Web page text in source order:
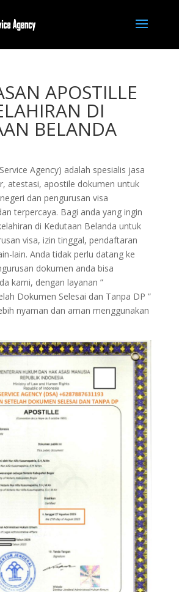
APOSTILLE
DI
BELANDA
Agency) adalah spesialis jasa
atestasi, apostile dokumen untuk
dan pengurusan visa
terpercaya. Bagi anda yang ingin
di Kedutaan Belanda untuk
visa, izin tinggal, pendaftaran
lain. Anda tidak perlu datang ke
dokumen anda bisa
kami, dengan layanan ”
Dokumen Selesai dan Tanpa DP ”
nyaman dan aman menggunakan